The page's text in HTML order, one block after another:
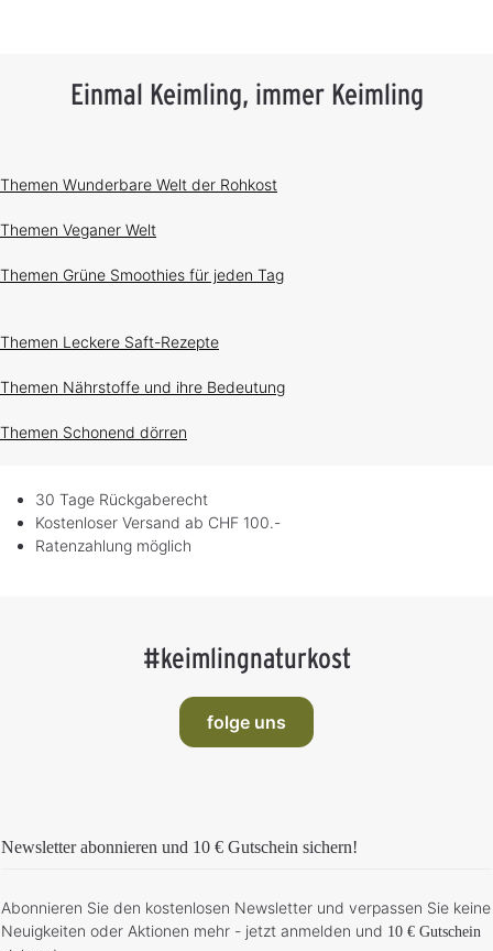
Einmal Keimling, immer Keimling
Themen Wunderbare Welt der Rohkost
Themen Veganer Welt
Themen Grüne Smoothies für jeden Tag
Themen Leckere Saft-Rezepte
Themen Nährstoffe und ihre Bedeutung
Themen Schonend dörren
30 Tage Rückgaberecht
Kostenloser Versand ab CHF 100.-
Ratenzahlung möglich
#keimlingnaturkost
folge uns
Newsletter abonnieren und 10 € Gutschein sichern!
Abonnieren Sie den kostenlosen Newsletter und verpassen Sie keine
Neuigkeiten oder Aktionen mehr - jetzt anmelden und 10 € Gutschein